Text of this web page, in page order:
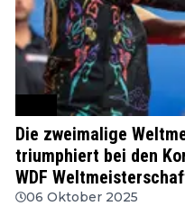
Die zweimalige
triumphiert bei den
WDF
06 Oktober 2025